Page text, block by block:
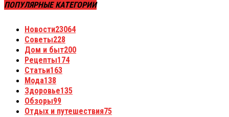
ПОПУЛЯРНЫЕ КАТЕГОРИИ
Новости23064
Советы228
Дом и быт200
Рецепты174
Статьи163
Мода138
Здоровье135
Обзоры99
Отдых и путешествия75